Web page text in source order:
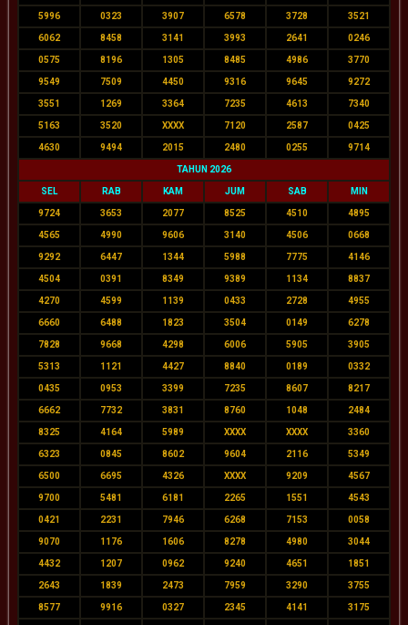
5996 0323 3907 6578 3728 3521
6062 8458 3141 3993 2641 0246
0575 8196 1305 8485 4986 3770
9549 7509 4450 9316 9645 9272
3551 1269 3364 7235 4613 7340
5163 3520 XXXX 7120 2587 0425
4630 9494 2015 2480 0255 9714
TAHUN 2026
SEL RAB KAM JUM SAB MIN
9724 3653 2077 8525 4510 4895
4565 4990 9606 3140 4506 0668
9292 6447 1344 5988 7775 4146
4504 0391 8349 9389 1134 8837
4270 4599 1139 0433 2728 4955
6660 6488 1823 3504 0149 6278
7828 9668 4298 6006 5905 3905
5313 1121 4427 8840 0189 0332
0435 0953 3399 7235 8607 8217
6662 7732 3831 8760 1048 2484
8325 4164 5989 XXXX XXXX 3360
6323 0845 8602 9604 2116 5349
6500 6695 4326 XXXX 9209 4567
9700 5481 6181 2265 1551 4543
0421 2231 7946 6268 7153 0058
9070 1176 1606 8278 4980 3044
4432 1207 0962 9240 4651 1851
2643 1839 2473 7959 3290 3755
8577 9916 0327 2345 4141 3175